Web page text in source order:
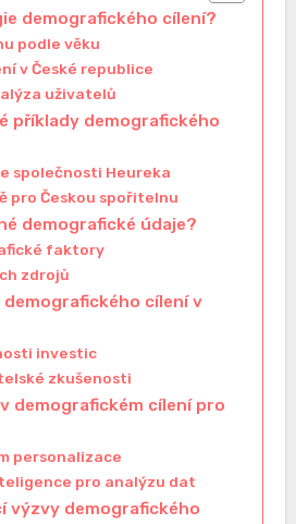
demografického cílení?
podle věku
v České republice
uživatelů
příklady demografického
společnosti Heureka
pro Českou spořitelnu
demografické údaje?
faktory
zdrojů
cílení v
investic
zkušenosti
demografickém cílení pro
personalizace
pro analýzu dat
výzvy demografického